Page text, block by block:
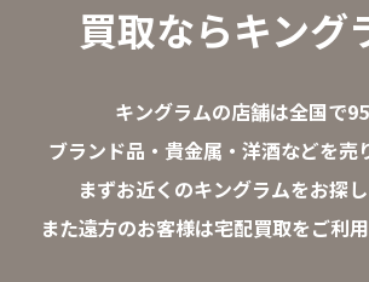
買取ならキング
キングラムの店舗は全国で95
ブランド品・貴金属・洋酒などを売
まずお近くのキングラムをお探し
また遠方のお客様は宅配買取をご利用